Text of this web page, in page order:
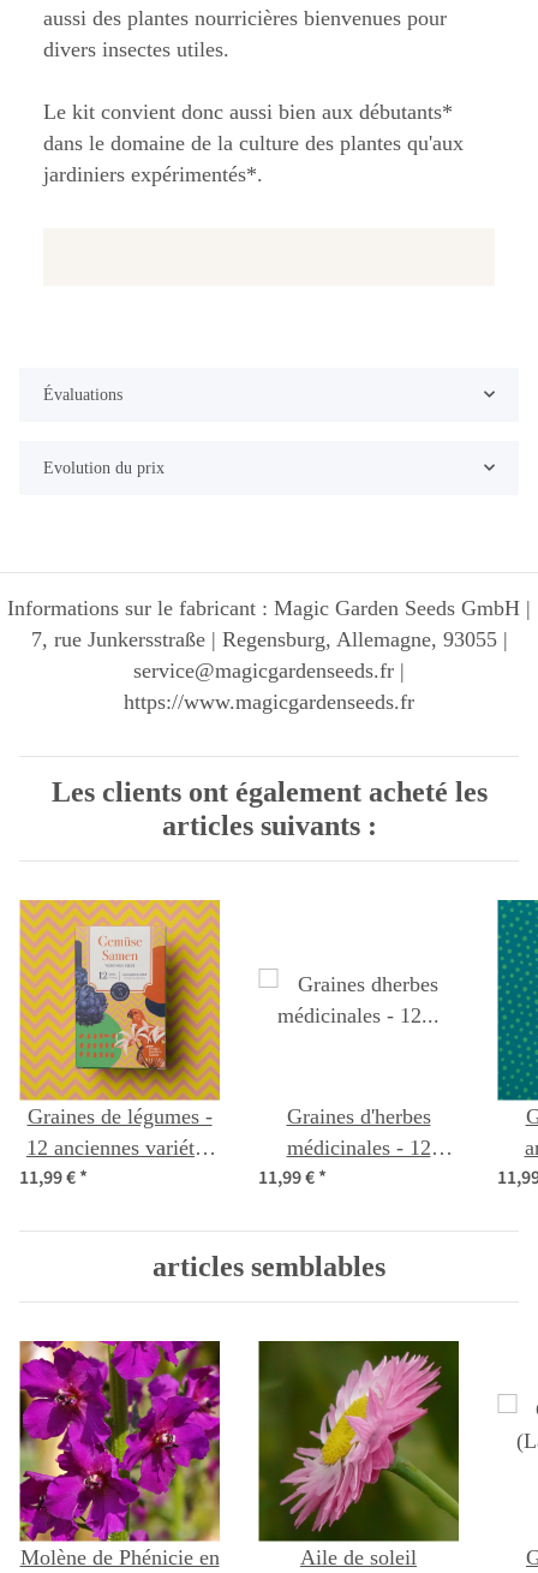
aussi des plantes nourricières bienvenues pour
divers insectes utiles.
Le kit convient donc aussi bien aux débutants*
dans le domaine de la culture des plantes qu'aux
jardiniers expérimentés*.
Évaluations
Evolution du prix
Informations sur le fabricant : Magic Garden Seeds GmbH |
7, rue Junkersstraße | Regensburg, Allemagne, 93055 |
service@magicgardenseeds.fr |
https://www.magicgardenseeds.fr
Les clients ont également acheté les
articles suivants :
Graines de légumes -
12 anciennes variétés
de graines éprouvée de
- Kit de semences
pour débutants
11,99 €*
Graines d'herbes
médicinales - 12
variétés d'herbes
bienfaisantes - coffret
de graines pour
11,99 €*
articles semblables
Molène de Phénicie en
Aile de soleil